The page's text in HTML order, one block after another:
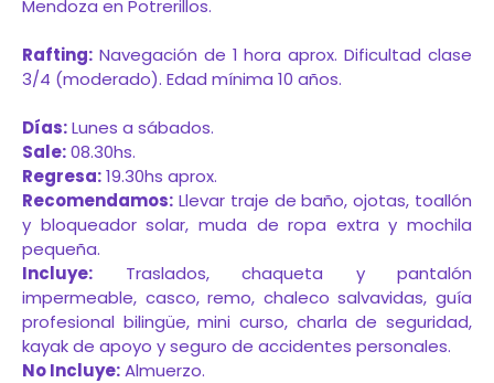
Mendoza en Potrerillos.
Rafting: Navegación de 1 hora aprox. Dificultad clase
3/4 (moderado). Edad mínima 10 años.
Días:Lunes a sábados.
Sale:08.30hs.
Regresa:19.30hs aprox.
Recomendamos: Llevar traje de baño, ojotas, toallón
y bloqueador solar, muda de ropa extra y mochila
pequeña.
Incluye: Traslados, chaqueta y pantalón
impermeable, casco, remo, chaleco salvavidas, guía
profesional bilingüe, mini curso, charla de seguridad,
kayak de apoyo y seguro de accidentes personales.
No Incluye:Almuerzo.